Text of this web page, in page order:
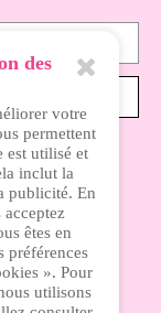
des
votre
permettent
est utilisé et
inclut la
publicité. En
êtes en
préférences
». Pour
utilisons